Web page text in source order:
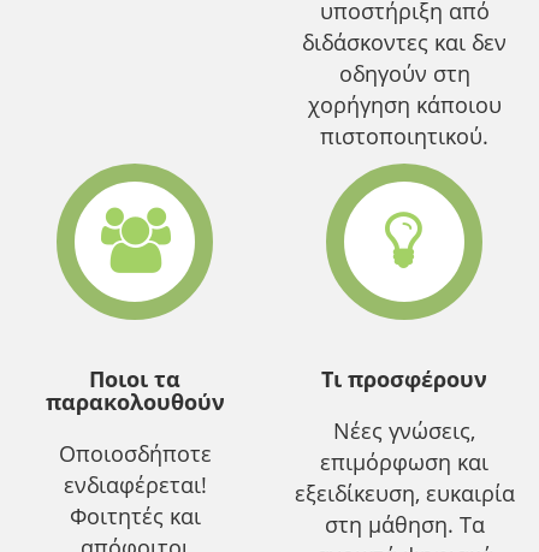
υποστήριξη από
διδάσκοντες και δεν
οδηγούν στη
χορήγηση κάποιου
πιστοποιητικού.
Ποιοι τα
παρακολουθούν
Οποιοσδήποτε
ενδιαφέρεται!
Φοιτητές και
Τι προσφέρουν
Νέες γνώσεις,
επιμόρφωση και
εξειδίκευση, ευκαιρία
στη μάθηση. Τα